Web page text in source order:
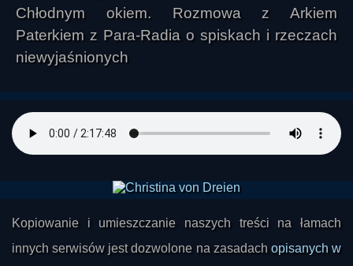
Chłodnym okiem. Rozmowa z Arkiem
Paterkiem z Para-Radia o spiskach i rzeczach
niewyjaśnionych
Kopiowanie i umieszczanie naszych treści na łamach
innych serwisów jest dozwolone na zasadach opisanych w